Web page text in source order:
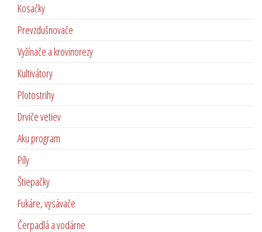
Kosačky
Prevzdušnovače
Vyžínače a krovinorezy
Kultivátory
Plotostrihy
Drviče vetiev
Aku program
Píly
Štiepačky
Fukáre, vysávače
Čerpadlá a vodárne